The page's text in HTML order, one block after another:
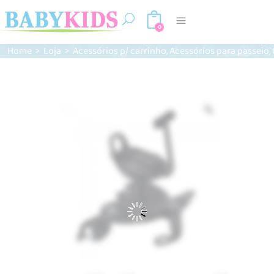
0
Home > Loja > Acessórios p/ carrinho,Acessórios para passeio,